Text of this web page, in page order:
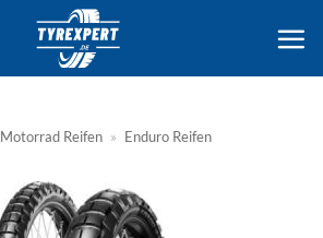
Motorrad Reifen » Enduro Reifen